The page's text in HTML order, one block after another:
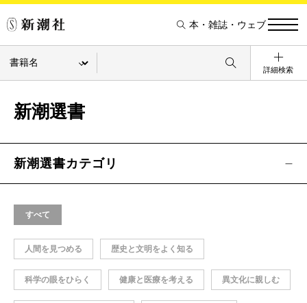
本・雑誌・ウェブ
詳細検索
新潮選書
新潮選書カテゴリ
すべて
人間を見つめる 歴史と文明をよく知る
科学の眼をひらく 健康と医療を考える 異文化に親しむ